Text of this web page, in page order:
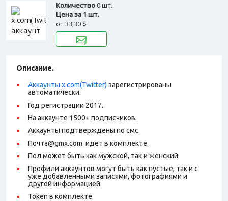
Количество0 шт.
Цена за 1 шт.
от33,30 $
Описание.
Аккаунты x.com(Twitter) зарегистрированы
автоматически.
Год регистрации 2017.
На аккаунте 1500+ подписчиков.
Аккаунты подтверждены по смс.
Почта@gmx.com. идет в комплекте.
Пол может быть как мужской, так и женский.
Профили аккаунтов могут быть как пустые, так и с
уже добавленными записями, фотографиями и
другой информацией.
Token в комплекте.